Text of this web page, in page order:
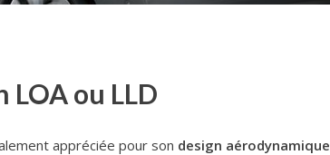
LOA ou LLD
appréciée pour son design aérodynamique